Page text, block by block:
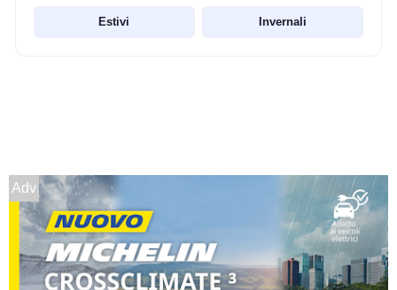
Estivi Invernali
Adv